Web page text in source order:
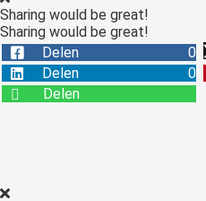
Sharing would be great!
Sharing would be great!
Delen
0
Delen
0
Delen